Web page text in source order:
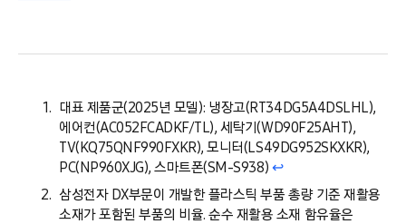
대표 제품군(2025년 모델): 냉장고(RT34DG5A4DSLHL),
에어컨(AC052FCADKF/TL), 세탁기(WD90F25AHT),
TV(KQ75QNF990FXKR), 모니터(LS49DG952SKXKR),
PC(NP960XJG), 스마트폰(SM-S938) ↩︎
삼성전자 DX부문이 개발한 플라스틱 부품 총량 기준 재활용
소재가 포함된 부품의 비율. 순수 재활용 소재 함유율은